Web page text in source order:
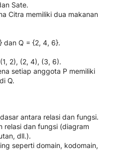
Sate.
Citra memiliki dua makanan
dan Q = {2, 4, 6}.
2), (2, 4), (3, 6).
setiap anggota P memiliki
Q.
antara relasi dan fungsi.
relasi dan fungsi (diagram
dll.).
seperti domain, kodomain,